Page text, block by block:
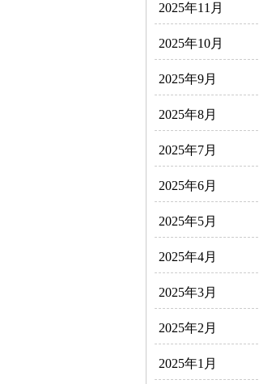
2025年11月
2025年10月
2025年9月
2025年8月
2025年7月
2025年6月
2025年5月
2025年4月
2025年3月
2025年2月
2025年1月